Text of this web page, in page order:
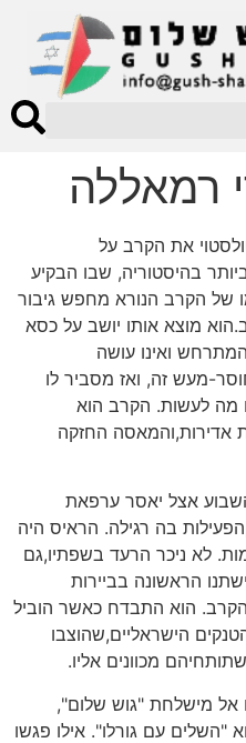
רמאללה
את הקרב על
בהיסטוריה, שבו הבקיע
של הקרב הנורא מחפש גיבור
מוצא אותו יושב על כסא
ואינו עושה
מעש זה, ואז מסביר לו
מה לעשות. הקרב הוא
אדירות,והמאסה החזקה
אצל יאסר ערפאת
בה רגילה. הראיס היה
לא ניכר הרעד בשפתיו,גם
הראשונה בביירות
של הקרב. הוא התבדח כאשר הוביל
הישראליים,שהוצבו
מכוונים אליו.
אל מישלחת "גוש שלום",
עם גורלו". אילו פגשו